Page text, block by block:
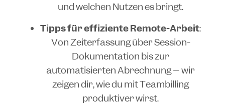
und welchen Nutzen es bringt.
Tipps für effiziente Remote-Arbeit:
Von Zeiterfassung über Session-
Dokumentation bis zur
automatisierten Abrechnung – wir
zeigen dir, wie du mit Teambilling
produktiver wirst.